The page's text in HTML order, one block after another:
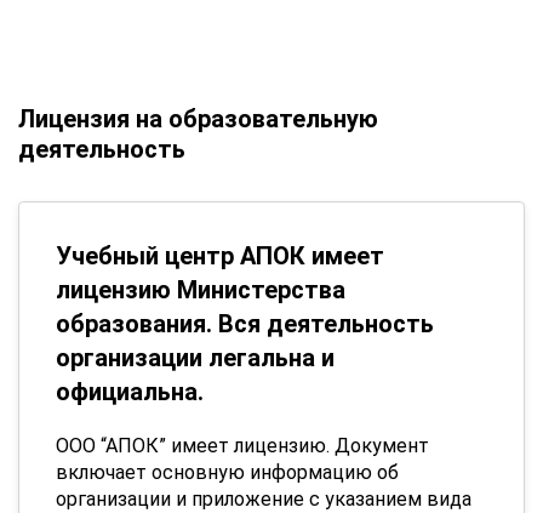
Лицензия на образовательную
деятельность
Учебный центр АПОК имеет
лицензию Министерства
образования. Вся деятельность
организации легальна и
официальна.
ООО “АПОК” имеет лицензию. Документ
включает основную информацию об
организации и приложение с указанием вида